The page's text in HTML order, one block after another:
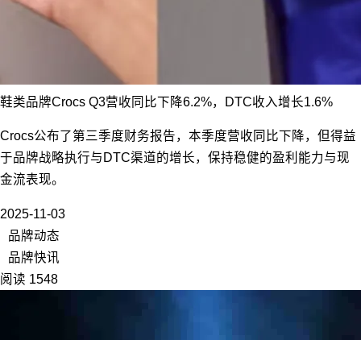
鞋类品牌Crocs Q3营收同比下降6.2%，DTC收入增长1.6%
Crocs公布了第三季度财务报告，本季度营收同比下降，但得益
于品牌战略执行与DTC渠道的增长，保持稳健的盈利能力与现
金流表现。
2025-11-03
品牌动态
品牌快讯
阅读 1548